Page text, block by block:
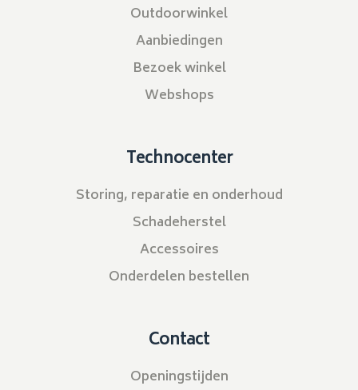
Outdoorwinkel
Aanbiedingen
Bezoek winkel
Webshops
Technocenter
Storing, reparatie en onderhoud
Schadeherstel
Accessoires
Onderdelen bestellen
Contact
Openingstijden